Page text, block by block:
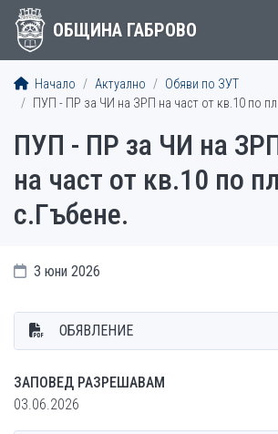
ОБЩИНА ГАБРОВО
Начало Актуално
Обяви по ЗУТ
ПУП - ПР за ЧИ на ЗРП на част от кв.10 по
ПУП - ПР за ЧИ на
на част от кв.10 по
с.Гъбене.
3 юни 2026
ОБЯВЛЕНИЕ
ЗАПОВЕД РАЗРЕШАВАМ
03.06.2026